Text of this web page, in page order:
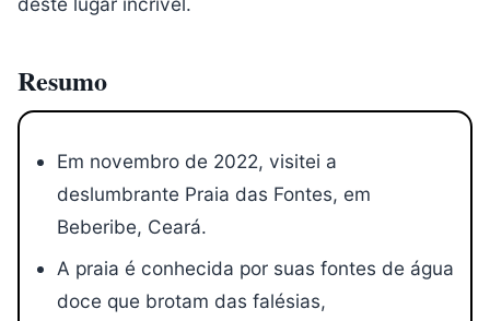
Resumo
Em novembro de 2022, visitei a
deslumbrante Praia das Fontes, em
Beberibe, Ceará.
A praia é conhecida por suas fontes de água
doce que brotam das falésias,